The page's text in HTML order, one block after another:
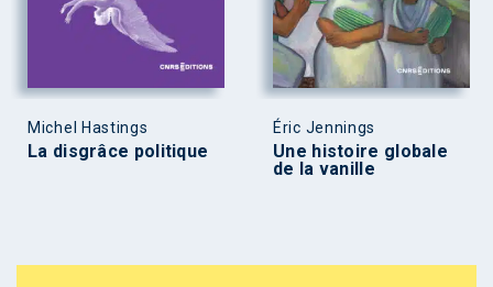
Michel Hastings
La disgrâce politique
Éric Jennings
Une histoire globale
de la vanille